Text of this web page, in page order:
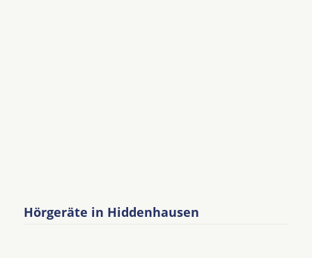
Hörgeräte in Hiddenhausen